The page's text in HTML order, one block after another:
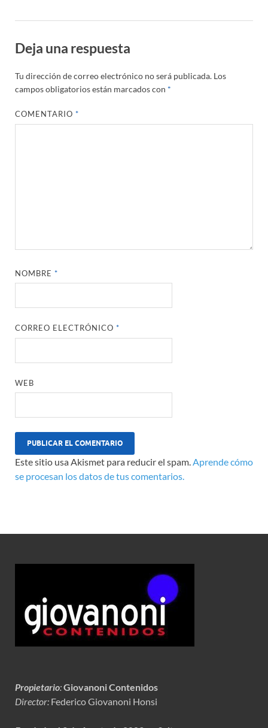
Deja una respuesta
Tu dirección de correo electrónico no será publicada. Los
campos obligatorios están marcados con *
COMENTARIO*
NOMBRE*
CORREO ELECTRÓNICO*
WEB
Este sitio usa Akismet para reducir el spam.Aprende cómo
se procesan los datos de tus comentarios.
Propietario:Giovanoni Contenidos
Director: Federico Giovanoni Honsi